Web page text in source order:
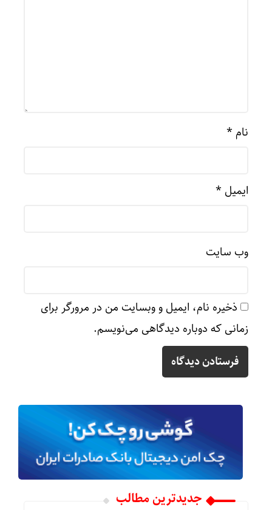
نام *
ایمیل *
وب‌ سایت
ذخیره نام، ایمیل و وبسایت من در مرورگر برای
زمانی که دوباره دیدگاهی می‌نویسم.
جدیدترین مطالب